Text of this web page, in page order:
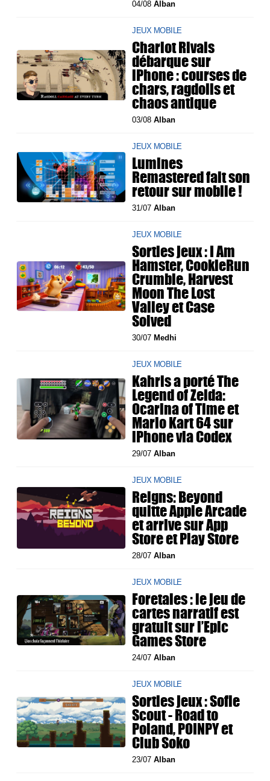
04/08Alban
JEUX MOBILE
Chariot Rivals
débarque sur
iPhone : courses de
chars, ragdolls et
chaos antique
03/08Alban
JEUX MOBILE
Lumines
Remastered fait son
retour sur mobile !
31/07Alban
JEUX MOBILE
Sorties jeux : I Am
Hamster, CookieRun
Crumble, Harvest
Moon The Lost
Valley et Case
Solved
30/07 Medhi
JEUX MOBILE
Kahris a porté The
Legend of Zelda:
Ocarina of Time et
Mario Kart 64 sur
iPhone via Codex
29/07Alban
JEUX MOBILE
Reigns: Beyond
quitte Apple Arcade
et arrive sur App
Store et Play Store
28/07Alban
JEUX MOBILE
Foretales : le jeu de
cartes narratif est
gratuit sur l’Epic
Games Store
24/07Alban
JEUX MOBILE
Sorties jeux : Sofie
Scout - Road to
Poland, POINPY et
Club Soko
23/07Alban